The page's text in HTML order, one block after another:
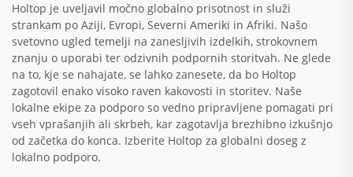
Holtop je uveljavil močno globalno prisotnost in služi
strankam po Aziji, Evropi, Severni Ameriki in Afriki. Našo
svetovno ugled temelji na zanesljivih izdelkih, strokovnem
znanju o uporabi ter odzivnih podpornih storitvah. Ne glede
na to, kje se nahajate, se lahko zanesete, da bo Holtop
zagotovil enako visoko raven kakovosti in storitev. Naše
lokalne ekipe za podporo so vedno pripravljene pomagati pri
vseh vprašanjih ali skrbeh, kar zagotavlja brezhibno izkušnjo
od začetka do konca. Izberite Holtop za globalni doseg z
lokalno podporo.